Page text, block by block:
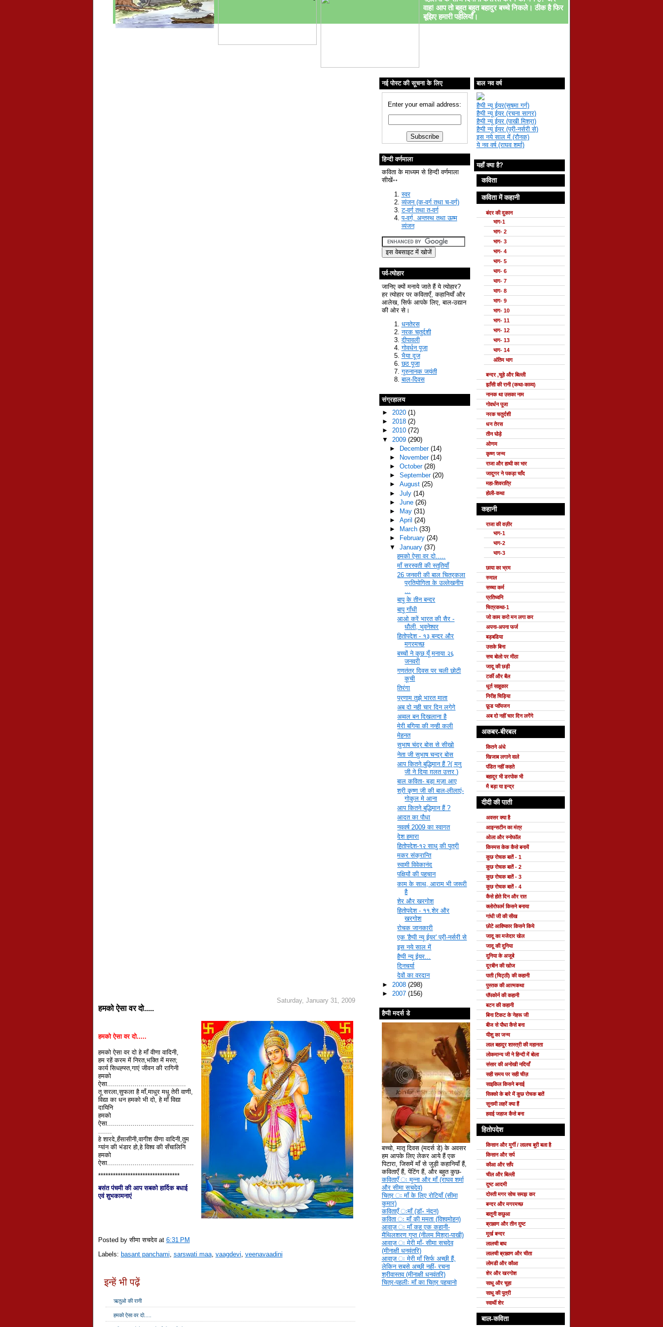
वाह! आप तो बहुत बहुत बहादुर बच्चे निकले। ठीक है फिर
बूझिए हमारी पहेलियाँ।
Saturday, January 31, 2009
हमको ऐसा वर दो.....
हमको ऐसा वर दो.....
हमको ऐसा वर दो हे माँ वीणा वादिनी,
हम रहें करम में निरत,भक्ति में मस्त;
कार्य सिधह्स्त,गाएं जीवन की रागिनी
हमको
ऐसा........................................
तू सरला,सुफला है माँ,माधुर मधु तेरी वाणी,
विद्या का धन हमको भी दो, हे माँ विद्या
दायिनि
हमको
ऐसा............................................
.......
हे शारदे,हँसासीनी,वागीश वीणा वादिनी,तुम
ग्यांन की भंडार हो,हे विश्व की सँचालिनि
हमको
ऐसा............................................
*********************************
बसंत पंचमी की आप सबको हार्दिक बधाई
एवं शुभकामनाएं
Posted by सीमा सचदेव at 6:31 PM
Labels: basant panchami sarswati maa, vaagdevi veenavaadini
इन्हें भी पढ़ें
ऋतुओ की रानी
हमको ऐसा वर दो.....
नई पोस्ट की सूचना के लिए
Enter your email address:
हिन्दी वर्णमाला
कविता के माध्यम से हिन्दी वर्णमाला
सीखें॰॰
स्वर
व्यंजन (क-वर्ग तथा च-वर्ग)
ट-वर्ग तथा त-वर्ग
प-वर्ग, अन्तस्थ तथा ऊष्म
व्यंजन
पर्व-त्योहार
जानिए क्यों मनाये जाते हैं ये त्योहार?
हर त्योहार पर कविताएँ, कहानियाँ और
आलेख, सिर्फ आपके लिए, बाल-उद्यान
की ओर से।
धनतेरस
नरक चतुर्दशी
दीपावली
गोवर्धन पूजा
भैया दूज
छठ पूजा
गुरुनानक जयंती
बाल-दिवस
संग्रहालय
► 2020 (1)
► 2018 (2)
► 2010 (72)
▼ 2009 (290)
►
December (14)
►
November (14)
► October (28)
► September (20)
► August (25)
► July (14)
► June (26)
►
May (31)
► April (24)
►
March (33)
►
February (24)
▼ January (37)
हमको ऐसा वर दो.....
माँ सरस्वती की स्तुतियाँ
26 जनवरी की बाल चित्रकला
प्रतियोगिता के उल्लेखनीय
...
बापू के तीन बन्दर
बापू गाँधी
आओ करें भारत की सैर -
धौली, भुवनेश्‍वर
हितोपदेश - १३ बन्दर और
मगरमच्छ
बच्चों ने कुछ यूँ मनाया २६
जनवरी
गणतंत्र दिवस पर चली छोटी
कूची
तिरंगा
प्रणाम तुझे भारत माता
अब दो नही चार दिन लगेगे
अव्‍वल बन दिखलाना है
मेरी बगिया की नन्ही कली
मेहनत
सुभाष चंद्र बोस से सीखो
नेता जी सुभाष चन्द्र बोस
आप कितने बुद्धिमान हैं ?( मनु
जी ने दिया ग़लत उत्तर )
बाल कविता- बड़ा मज़ा आए
श्री कृष्ण जी की बाल-लीलाएं-
गोकुल मे आना
आप कितने बुद्धिमान हैं ?
आदत का पौधा
नववर्ष 2009 का स्वागत
देश हमारा
हितोपदेश-१२ साधु की पुत्री
मकर संक्रान्ति
स्वामी विवेकानंद
पक्षियों की पहचान
काम के साथ, आराम भी जरूरी
है
शेर और खरगोश
हितोपदेश - ११.शेर और
खरगोश
रोचक जानकारी
एक 'हैप्पी न्यू ईयर' प्री-नर्सरी से
इस नये साल में
हैप्पी न्यू ईयर...
दिनचर्या
देवों का वरदान
► 2008 (298)
► 2007 (156)
हैप्पी मदर्स डे
बच्चो, मातृ दिवस (मदर्स डे) के अवसर
हम आपके लिए लेकर आये हैं एक
पिटारा, जिसमें माँ से जुड़ी कहानियाँ हैं,
कविताएँ हैं, पेंटिंग हैं, और बहुत कुछ-
कविताएँ ‍ः मुन्ना और माँ (राघव शर्मा
और सीमा सचदेव)
चित्र ‍ः माँ के लिए रोटियाँ (सीमा
कुमार)
कविताएँ ‍ःमाँ (डॉ॰ नंदन)
कविता ‍ः माँ की ममता (विश्वमोहन)
आवाज़ ‍ः माँ कह एक कहानी-
मैथिलशरण गुप्त (नीलम मिश्रा-पाखी)
आवाज़ ‍ः मेरी माँ- सीमा सचदेव
(मीनाक्षी धनवंतरि)
आवाज़ ‍ः मेरी माँ सिर्फ अच्छी हैं,
लेकिन सबसे अच्छी नहीं- रचना
श्रीवास्तव (मीनाक्षी धनवंतरि)
चित्र-पहलीः माँ का चित्र पहचानो
बाल नव वर्ष
हैप्पी न्यू ईयर(सुषमा गर्ग)
हैप्पी न्यू ईयर (रचना सागर)
हैप्पी न्यू ईयर (पाखी मिश्रा)
हैप्पी न्यू ईयर (प्री-नर्सरी से)
इस नये साल में (रौनक)
ये नव वर्ष (राघव शर्मा)
यहाँ क्या है?
कविता
कविता में कहानी
बंदर की दुकान
भाग-1
भाग- 2
भाग- 3
भाग- 4
भाग- 5
भाग- 6
भाग- 7
भाग- 8
भाग- 9
भाग- 10
भाग- 11
भाग- 12
भाग- 13
भाग- 14
अंतिम भाग
बन्दर ,चूहे और बिल्ली
झाँसी की रानी (कथा-काव्य)
नानक था उसका नाम
गोवर्धन पूजा
नरक चतुर्दशी
धन तेरस
तीन घोड़े
ओणम
कृष्ण जन्म
राजा और हाथी का भार
जादुगर ने पकड़ा चाँद
महा-शिवरात्रि
होली-कथा
कहानी
राजा की वज़ीर
भाग-1
भाग-2
भाग-3
छाया का भ्रम
रुमाल
सच्चा कर्म
प्रतिध्वनि
चित्रकथा-1
जो काम करो मन लगा कर
अपना-अपना फर्ज
बड़बडिया
उसके बिना
सच बोलो पर मीठा
जादू की छड़ी
टर्की और बैल
धूर्त साहूकार
निरीह चिड़िया
फ़ूड प्वॉयजन
अब दो नहीं चार दिन लगेंगे
अकबर-बीरबल
कितने अंधे
खिजाब लगाने वाले
पंडित नहीं कहते
बहादुर भी डरपोक भी
मै बड़ा या इन्द्र
दीदी की पाती
अवसर क्या है
आइन्सटीन का मंत्र
ओला और स्नोफॉल
किस्मस केक कैसे बनायें
कुछ रोचक बातें - 1
कुछ रोचक बातें - 2
कुछ रोचक बातें - 3
कुछ रोचक बातें - 4
कैसे होते दिन और रात
क्लोरोफार्म किसने बनाया
गांधी जी की सीख
छोटे आविष्कार किसने किये
जादू का मजेदार खेल
जादू की दुनिया
दुनिया के अजूबे
दूरबीन की खोज
पाती (चिट्ठी) की कहानी
पुस्तक की आत्मकथा
पॉपकोर्न की कहानी
बटन की कहानी
बिना टिकट के नेहरू जी
बीज से पौधा कैसे बना
यीशु का जन्म
लाल बहादुर शास्त्री की महानता
लोकमान्य जी ने हिन्दी में बोला
संसार की अनोखी नदियाँ
सही समय पर सही चीज़
साइकिल किसने बनाई
सिक्को के बारे में कुछ रोचक बातें
सुनामी लहरें क्या हैं
हवाई जहाज कैसे बना
हितोपदेश
किसान और मुर्गी / लालच बुरी बला है
किसान और सर्प
कौआ और साँप
चील और बिल्ली
दुष्ट आदमी
दोस्ती मगर सोच समझ कर
बन्दर और मगरमच्छ
बातूनी कछुआ
ब्राह्मण और तीन दुष्ट
मूर्ख बन्दर
लालची बाघ
लालची ब्राह्मण और चीता
लोमडी और कौआ
शेर और खरगोश
साधु और चूहा
साधु की पुत्री
स्वार्थी शेर
बाल-कविता